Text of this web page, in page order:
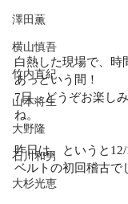
澤田薫
横山慎吾
竹内直紀
山本将生
大野隆
石川和男
大杉光恵
白熱した現場で、時
あっという間！
7日、どうぞお楽し
ね。
昨日は、というと
ベルトの初回稽古で